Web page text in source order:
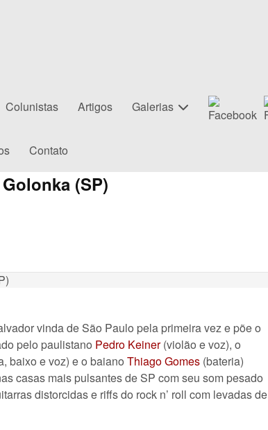
Colunistas Artigos Galerias
Contato
(SP)
vinda de São Paulo pela primeira vez e põe o
pelo paulistano Pedro Keiner(violão e voz), o
baixo e voz) e o baiano Thiago Gomes (bateria)
casas mais pulsantes de SP com seu som pesado
distorcidas e riffs do rock n’ roll com levadas de